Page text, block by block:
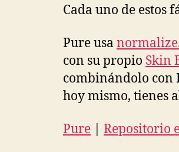
Cada uno de estos
Pure usa
con su propio Skin
combinándolo con
hoy mismo, tienes
Pure Repositorio